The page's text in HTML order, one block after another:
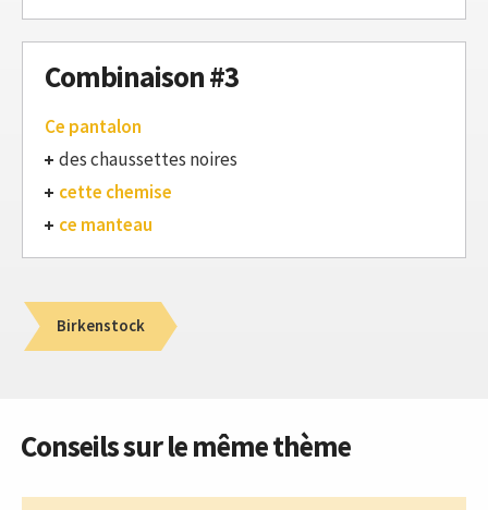
Combinaison #3
Ce pantalon
des chaussettes noires
cette chemise
ce manteau
Birkenstock
Conseils sur le même thème